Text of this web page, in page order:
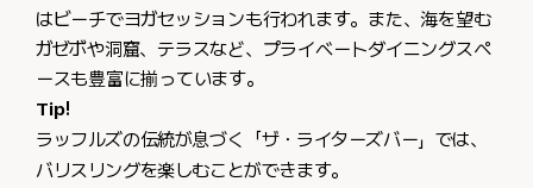
はビーチでヨガセッションも行われます。また、海を望む
ガゼボや洞窟、テラスなど、プライベートダイニングスペ
ースも豊富に揃っています。
Tip!
ラッフルズの伝統が息づく「ザ・ライターズバー」では、
バリスリングを楽しむことができます。